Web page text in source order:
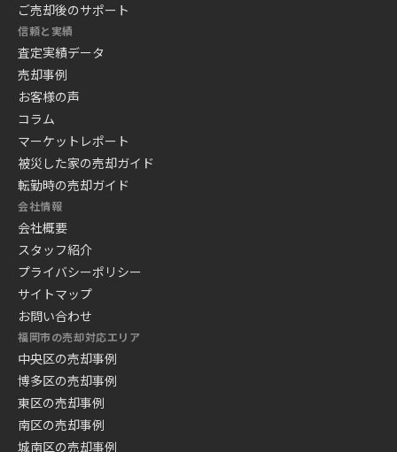
ご売却後のサポート
信頼と実績
査定実績データ
売却事例
お客様の声
コラム
マーケットレポート
被災した家の売却ガイド
転勤時の売却ガイド
会社情報
会社概要
スタッフ紹介
プライバシーポリシー
サイトマップ
お問い合わせ
福岡市の売却対応エリア
中央区の売却事例
博多区の売却事例
東区の売却事例
南区の売却事例
城南区の売却事例